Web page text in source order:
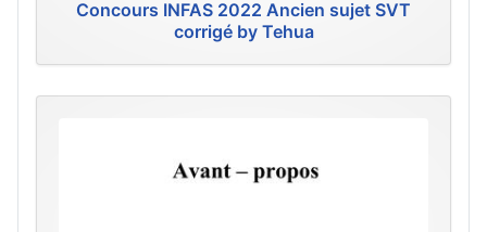
Concours INFAS 2022 Ancien sujet SVT
corrigé by Tehua